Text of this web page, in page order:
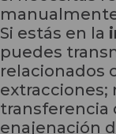
manualmente
Si estás en la
puedes
relacionados
extracciones;
transferencia
enajenación